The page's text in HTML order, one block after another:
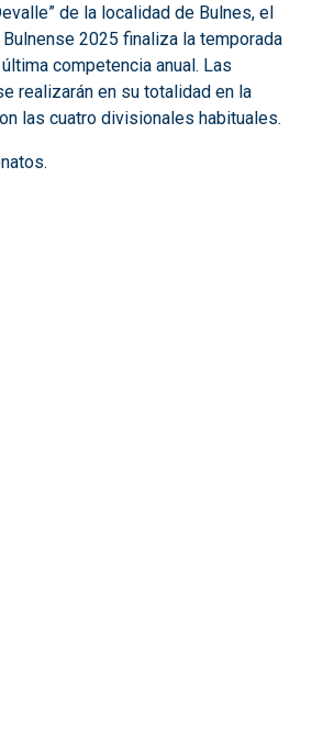
de la localidad de Bulnes, el
2025 finaliza la temporada
competencia anual. Las
realizarán en su totalidad en la
las cuatro divisionales habituales.